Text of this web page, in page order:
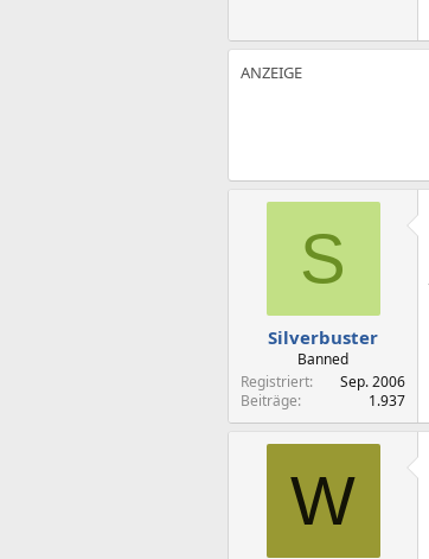
S
Silverbuster
Banned
Registriert
Sep. 2006
Beiträge
1.937
W